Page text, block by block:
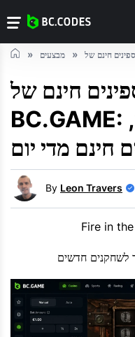
מבצעים
חינם של
BC.GAME: הימרו ב-20 אירו,
By Leon Travers